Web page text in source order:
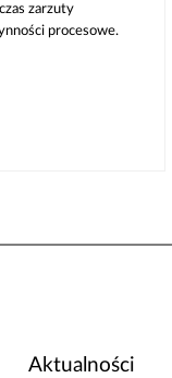
zarzuty
procesowe.
Aktualności